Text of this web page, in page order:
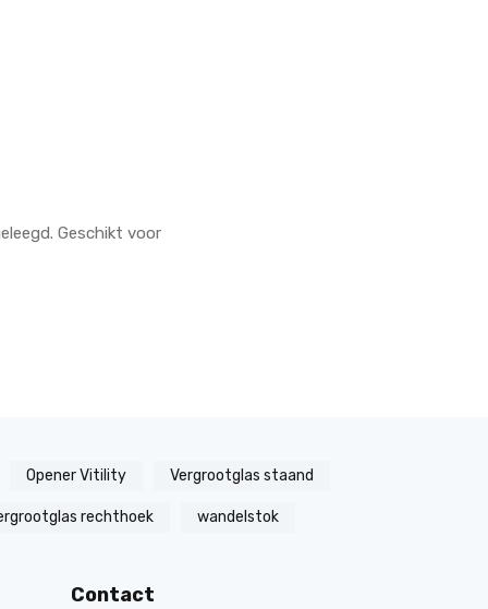
Geschikt voor
Opener Vitility Vergrootglas staand
rechthoek wandelstok
Contact